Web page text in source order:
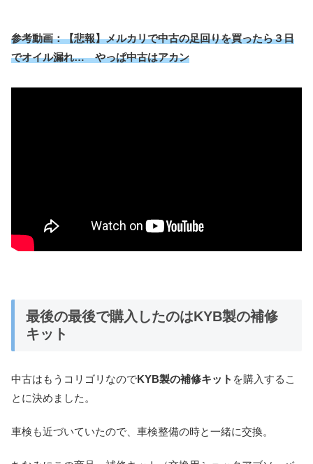
参考動画：【悲報】メルカリで中古の足回りを買ったら３日
でオイル漏れ… やっぱ中古はアカン
最後の最後で購入したのはKYB製の補修
キット
中古はもうコリゴリなのでKYB製の補修キット を購入するこ
とに決めました。
車検も近づいていたので、車検整備の時と一緒に交換。